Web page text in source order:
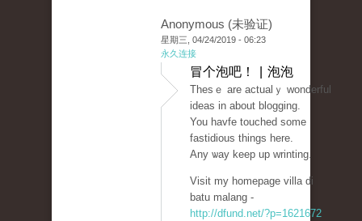
Anonymous (未验证)
星期三, 04/24/2019 - 06:23
永久连接
冒个泡吧！ | 泡泡
Thesｅ are actualｙ wonderful
ideas in about blogging.
You havfe touched some
fastіdious things here.
Any ѡay keep up wrinting.
Visit my homepage villa di
batu malang -
http://dfund.net/?p=1621672